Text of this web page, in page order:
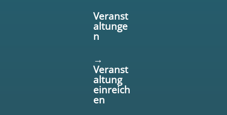
Veranst
altunge
n
→
Veranst
altung
einreich
en